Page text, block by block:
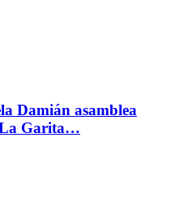
Damián asamblea
Garita…